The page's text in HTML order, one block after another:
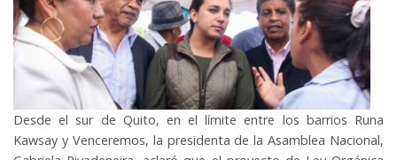
Desde el sur de Quito, en el límite entre los barrios Runa
Kawsay y Venceremos, la presidenta de la Asamblea Nacional,